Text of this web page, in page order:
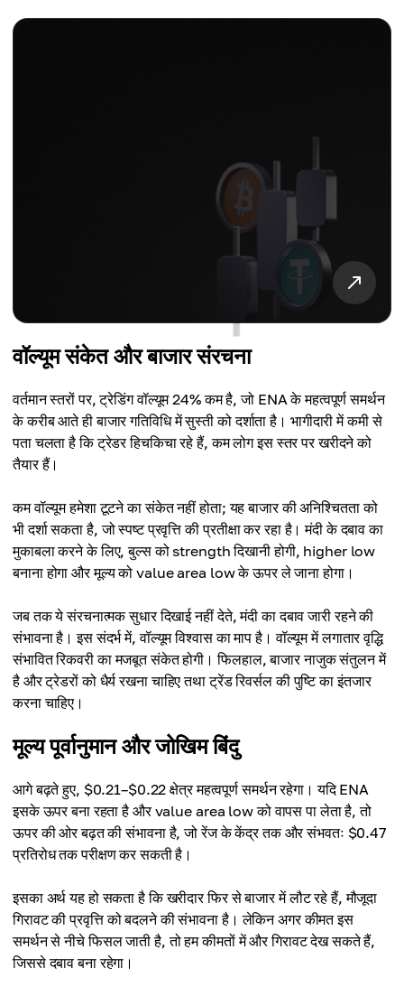
वॉल्यूम संकेत और बाजार संरचना
वर्तमान स्तरों पर, ट्रेडिंग वॉल्यूम 24% कम है, जो ENA के महत्वपूर्ण समर्थन
के करीब आते ही बाजार गतिविधि में सुस्ती को दर्शाता है। भागीदारी में कमी से
पता चलता है कि ट्रेडर हिचकिचा रहे हैं, कम लोग इस स्तर पर खरीदने को
तैयार हैं।
कम वॉल्यूम हमेशा टूटने का संकेत नहीं होता; यह बाजार की अनिश्चितता को
भी दर्शा सकता है, जो स्पष्ट प्रवृत्ति की प्रतीक्षा कर रहा है। मंदी के दबाव का
मुकाबला करने के लिए, बुल्स को strength दिखानी होगी, higher low
बनाना होगा और मूल्य को value area low के ऊपर ले जाना होगा।
जब तक ये संरचनात्मक सुधार दिखाई नहीं देते, मंदी का दबाव जारी रहने की
संभावना है। इस संदर्भ में, वॉल्यूम विश्वास का माप है। वॉल्यूम में लगातार वृद्धि
संभावित रिकवरी का मजबूत संकेत होगी। फिलहाल, बाजार नाजुक संतुलन में
है और ट्रेडरों को धैर्य रखना चाहिए तथा ट्रेंड रिवर्सल की पुष्टि का इंतजार
करना चाहिए।
मूल्य पूर्वानुमान और जोखिम बिंदु
आगे बढ़ते हुए, $0.21–$0.22 क्षेत्र महत्वपूर्ण समर्थन रहेगा। यदि ENA
इसके ऊपर बना रहता है और value area low को वापस पा लेता है, तो
ऊपर की ओर बढ़त की संभावना है, जो रेंज के केंद्र तक और संभवतः $0.47
प्रतिरोध तक परीक्षण कर सकती है।
इसका अर्थ यह हो सकता है कि खरीदार फिर से बाजार में लौट रहे हैं, मौजूदा
गिरावट की प्रवृत्ति को बदलने की संभावना है। लेकिन अगर कीमत इस
समर्थन से नीचे फिसल जाती है, तो हम कीमतों में और गिरावट देख सकते हैं,
जिससे दबाव बना रहेगा।